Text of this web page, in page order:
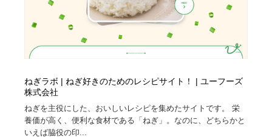
ねぎラボ | ねぎ好きのためのレシピサイト！ | ユーフーズ
株式会社
ねぎを主役にした、おいしいレシピを集めたサイトです。 栄
養価が高く、便利な食材である「ねぎ」。なのに、どちらかと
いえば脇役の印...